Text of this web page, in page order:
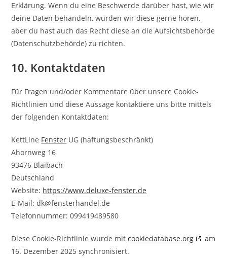
Erklärung. Wenn du eine Beschwerde darüber hast, wie wir
deine Daten behandeln, würden wir diese gerne hören,
aber du hast auch das Recht diese an die Aufsichtsbehörde
(Datenschutzbehörde) zu richten.
10. Kontaktdaten
Für Fragen und/oder Kommentare über unsere Cookie-
Richtlinien und diese Aussage kontaktiere uns bitte mittels
der folgenden Kontaktdaten:
KettLine Fenster UG (haftungsbeschränkt)
Ahornweg 16
93476 Blaibach
Deutschland
Website: https://www.deluxe-fenster.de
E-Mail:dk@fensterhandel.de
Telefonnummer: 099419489580
Diese Cookie-Richtlinie wurde mitcookiedatabase.org
am
16. Dezember 2025 synchronisiert.